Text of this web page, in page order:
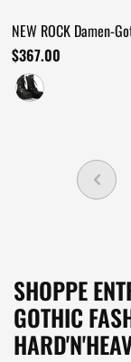
NEW ROCK Damen-
mit Schnallen und
$367.00
SHOPPE
GOTHIC